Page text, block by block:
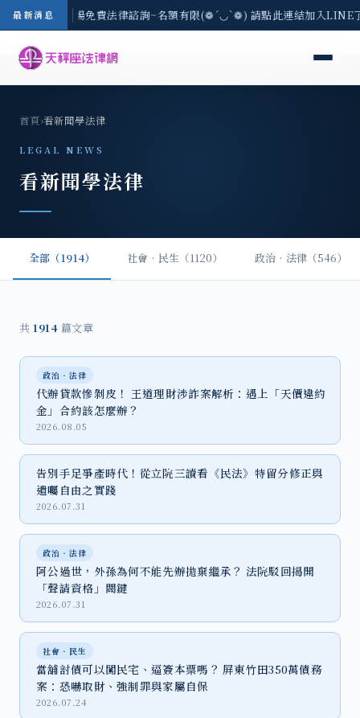
最新消息
區-8/3(一) 現場免費法律諮詢~名額有限(❁´◡`❁) 請點此連結加入
首頁›看新聞學法律
LEGAL NEWS
看新聞學法律
全部（1914） 社會‧民生（1120） 政治‧法律（546）
共 1914 篇文章
政治‧法律
代辦貸款慘剝皮！ 王道理財涉詐案解析：遇上「天價違約
金」合約該怎麼辦？
2026.08.05
告別手足爭產時代！從立院三讀看《民法》特留分修正與
遺囑自由之實踐
2026.07.31
政治‧法律
阿公過世，外孫為何不能先辦拋棄繼承？ 法院駁回揭開
「聲請資格」關鍵
2026.07.31
社會‧民生
當舖討債可以闖民宅、逼簽本票嗎？ 屏東竹田350萬債務
案：恐嚇取財、強制罪與家屬自保
2026.07.24